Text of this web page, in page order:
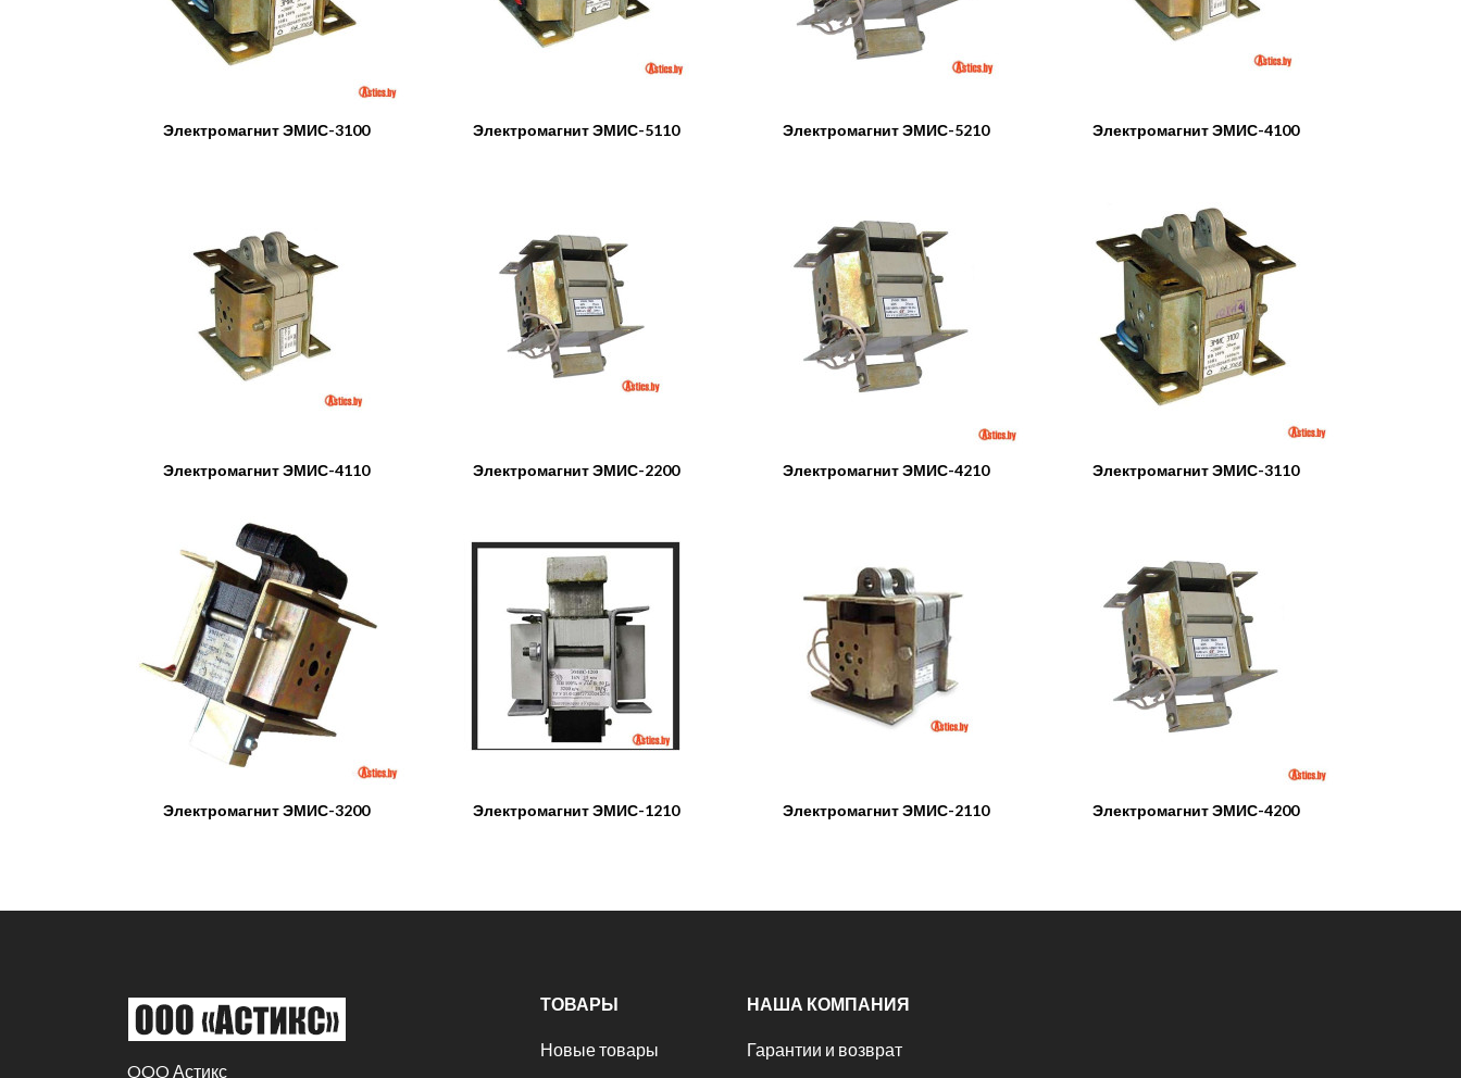
Электромагнит ЭМИС-3100 Электромагнит ЭМИС-5110 Электромагнит ЭМИС-5210 Электромагнит ЭМИС-4100
Электромагнит ЭМИС-4110 Электромагнит ЭМИС-2200 Электромагнит ЭМИС-4210 Электромагнит ЭМИС-3110
Электромагнит ЭМИС-3200 Электромагнит ЭМИС-1210 Электромагнит ЭМИС-2110 Электромагнит ЭМИС-4200
OOO Астикс
ТОВАРЫ
Новые товары
НАША КОМПАНИЯ
Гарантии и возврат